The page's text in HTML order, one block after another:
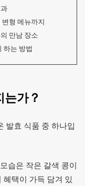
형 메뉴까지
만남 장소
하는 방법
는가？
발효 식품 중 하나입
습은 작은 갈색 콩이
혜택이 가득 담겨 있